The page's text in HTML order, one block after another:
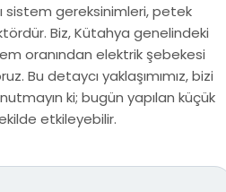
sistem gereksinimleri, petek
Biz, Kütahya genelindeki
oranından elektrik şebekesi
Bu detaycı yaklaşımımız, bizi
ki; bugün yapılan küçük
etkileyebilir.